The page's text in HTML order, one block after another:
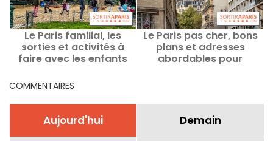
Le Paris familial, les
sorties et activités à
faire avec les enfants
Le Paris pas cher, bons
plans et adresses
abordables pour
COMMENTAIRES
Aujourd'hui Demain